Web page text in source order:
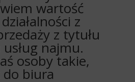
wartość
z
z tytułu
najmu.
osoby takie,
do biura